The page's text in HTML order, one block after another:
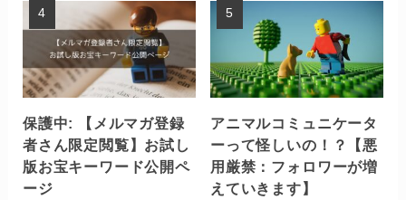
保護中: 【メルマガ登録
者さん限定閲覧】お試し
版お宝キーワード公開ペ
ージ
アニマルコミュニケータ
ーって怪しいの！？【悪
用厳禁：フォロワーが増
えていきます】